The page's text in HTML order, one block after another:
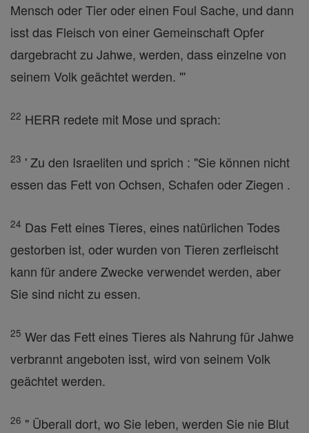
Mensch oder Tier oder einen Foul Sache, und dann
isst das Fleisch von einer Gemeinschaft Opfer
dargebracht zu Jahwe, werden, dass einzelne von
seinem Volk geächtet werden. "'
22 HERR redete mit Mose und sprach:
23 ' Zu den Israeliten und sprich : "Sie können nicht
essen das Fett von Ochsen, Schafen oder Ziegen .
24 Das Fett eines Tieres, eines natürlichen Todes
gestorben ist, oder wurden von Tieren zerfleischt
kann für andere Zwecke verwendet werden, aber
Sie sind nicht zu essen.
25 Wer das Fett eines Tieres als Nahrung für Jahwe
verbrannt angeboten isst, wird von seinem Volk
geächtet werden.
26 " Überall dort, wo Sie leben, werden Sie nie Blut